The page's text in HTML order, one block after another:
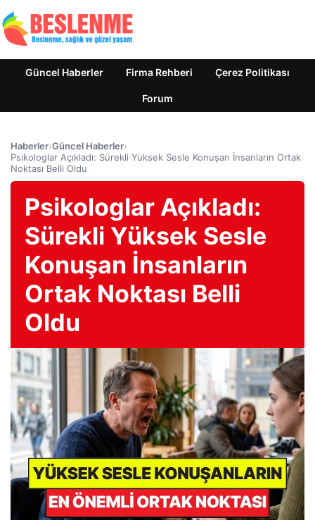
Güncel Haberler Firma Rehberi Çerez Politikası
Forum
Haberler›Güncel Haberler›
Psikologlar Açıkladı: Sürekli Yüksek Sesle Konuşan İnsanların Ortak
Noktası Belli Oldu
Psikologlar Açıkladı:
Sürekli Yüksek Sesle
Konuşan İnsanların
Ortak Noktası Belli
Oldu